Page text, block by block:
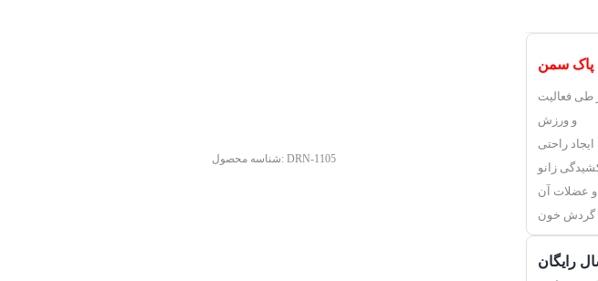
شناسه محصول:DRN-1105
طی فعالیت
و ورزش
راحتی
زانو
عضلات آن
گردش خون
رایگان